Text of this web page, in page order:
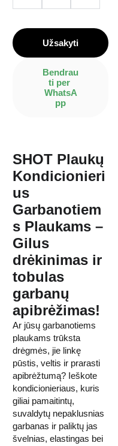
Užsakyti
Bendrau
ti per
WhatsA
pp
SHOT Plaukų
Kondicionieri
us
Garbanotiem
s Plaukams –
Gilus
drėkinimas ir
tobulas
garbanų
apibrėžimas!
Ar jūsų garbanotiems
plaukams trūksta
drėgmės, jie linkę
pūstis, veltis ir prarasti
apibrėžtumą? Ieškote
kondicionieriaus, kuris
giliai pamaitintų,
suvaldytų nepaklusnias
garbanas ir paliktų jas
švelnias, elastingas bei